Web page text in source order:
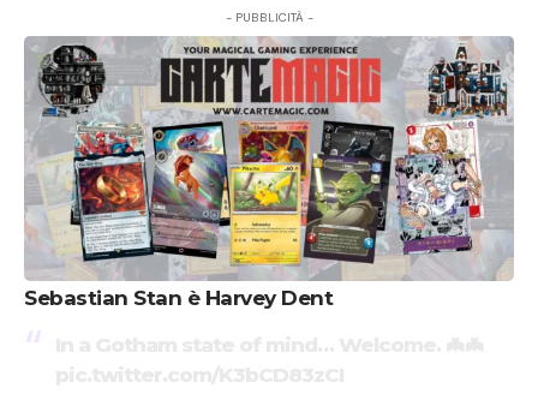
- PUBBLICITÀ -
Sebastian Stan è Harvey Dent